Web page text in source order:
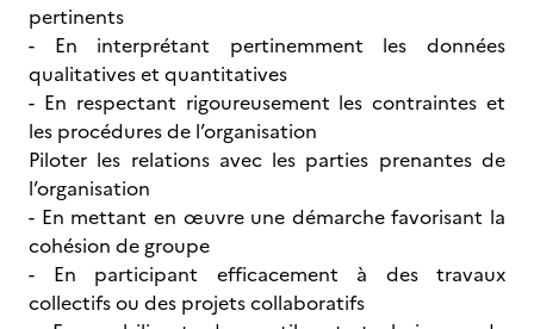
pertinents
- En interprétant pertinemment les données
qualitatives et quantitatives
- En respectant rigoureusement les contraintes et
les procédures de l’organisation
Piloter les relations avec les parties prenantes de
l’organisation
- En mettant en œuvre une démarche favorisant la
cohésion de groupe
- En participant efficacement à des travaux
collectifs ou des projets collaboratifs